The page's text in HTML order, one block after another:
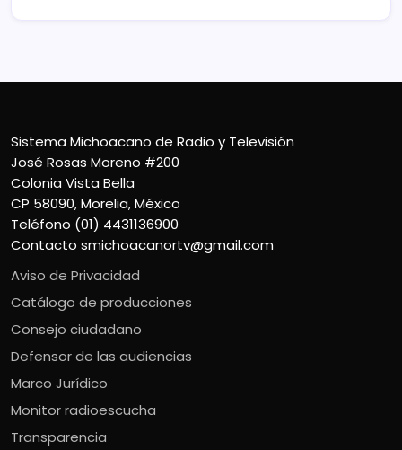
Sistema Michoacano de Radio y Televisión
José Rosas Moreno #200
Colonia Vista Bella
CP 58090, Morelia, México
Teléfono (01) 4431136900
Contacto smichoacanortv@gmail.com
Aviso de Privacidad
Catálogo de producciones
Consejo ciudadano
Defensor de las audiencias
Marco Jurídico
Monitor radioescucha
Transparencia